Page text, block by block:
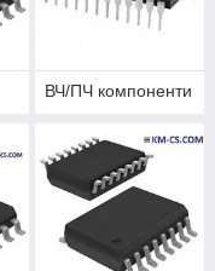
ВЧ/ПЧ компоненти